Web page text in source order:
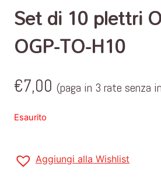
Set di 10 plettri
OGP-TO-H10
€7,00 (paga in 3 rate senza
Esaurito
Aggiungi alla Wishlist